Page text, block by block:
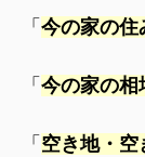
「 今の家の住
「 今の家の相
「 空き地・空